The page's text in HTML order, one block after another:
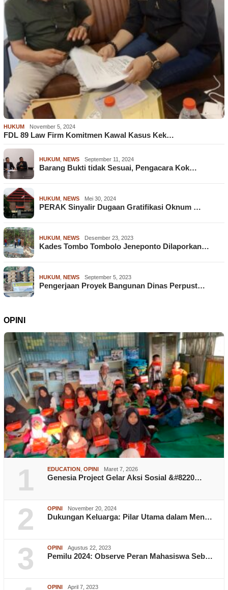
HUKUM November 5, 2024
FDL 89 Law Firm Komitmen Kawal Kasus Kek…
HUKUM NEWS September 11, 2024
Barang Bukti tidak Sesuai, Pengacara Kok…
HUKUM NEWS Mei 30, 2024
PERAK Sinyalir Dugaan Gratifikasi Oknum …
HUKUM NEWS Desember 23, 2023
Kades Tombo Tombolo Jeneponto Dilaporkan…
HUKUM NEWS September 5, 2023
Pengerjaan Proyek Bangunan Dinas Perpust…
OPINI
1 EDUCATION OPINI Maret 7, 2026
Genesia Project Gelar Aksi Sosial &#8220…
2 OPINI November 20, 2024
Dukungan Keluarga: Pilar Utama dalam Men…
3 OPINI Agustus 22, 2023
Pemilu 2024: Observe Peran Mahasiswa Seb…
OPINI April 7, 2023